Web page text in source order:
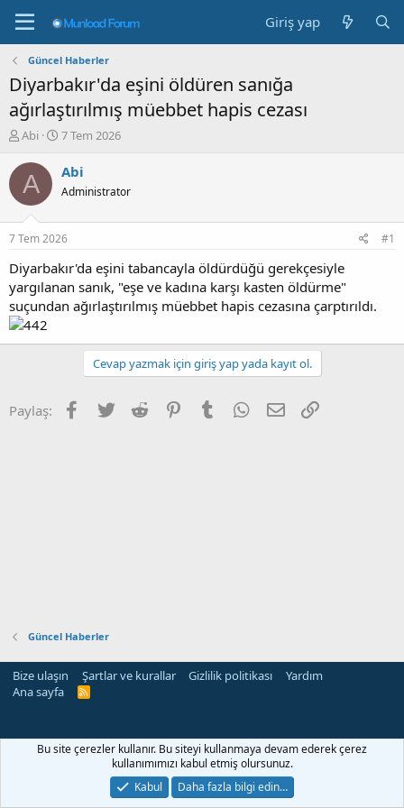
Giriş yap
Güncel Haberler
Diyarbakır'da eşini öldüren sanığa
ağırlaştırılmış müebbet hapis cezası
K
n
b
u
u
b
a
ş
l
a
t
a
Abi
B
ş
a
g
ı
ç
a
r
h
7 Tem 2026
A Abi
Administrator
7 Tem 2026 #1
Diyarbakır'da eşini tabancayla öldürdüğü gerekçesiyle
yargılanan sanık, "eşe ve kadına karşı kasten öldürme"
suçundan ağırlaştırılmış müebbet hapis cezasına çarptırıldı.
Cevap yazmak için giriş yap yada kayıt ol.
Paylaş: Facebook
Twitter Reddit PinterestTumblr WhatsApp
E-posta
Güncel Haberler
Bize ulaşın Şartlar ve kurallar Gizlilik politikası
Yardım
Ana sayfa
R
Bu site çerezler kullanır. Bu siteyi kullanmaya devam ederek çerez
kullanımımızı kabul etmiş olursunuz.
Kabul
Daha fazla bilgi edin…